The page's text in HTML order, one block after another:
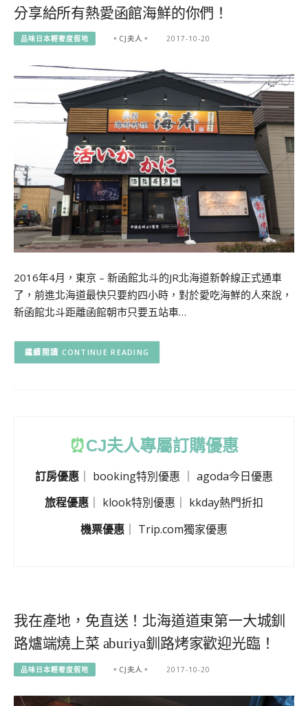
分享給所有熱愛函館海鮮的你們！
品味日本輕奢度假地 。CJ夫人。 2017-10-20
2016年4月，東京 – 新函館北斗的JR北海道新幹線正式通車
了，前進北海道最快只要約四小時，對於愛吃海鮮的人來說，
新函館北斗距離函館朝市只要五站車…
CONTINUE READING
⏰CJ夫人專屬訂購優惠
訂房優惠 ｜ booking特別優惠 ｜ agoda今日優惠
旅程優惠
klook特別優惠
kkday熱門折扣
機票優惠
Trip.com獨家優惠
我在產地，免直送！北海道道東第一大城釧
路爐端燒上菜 aburiya釧路烤家歡迎光臨！
品味日本輕奢度假地 。CJ夫人。 2017-10-20